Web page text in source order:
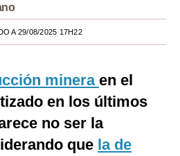
A 29/08/2025 17H22
minera en el
en los últimos
no ser la
que la de